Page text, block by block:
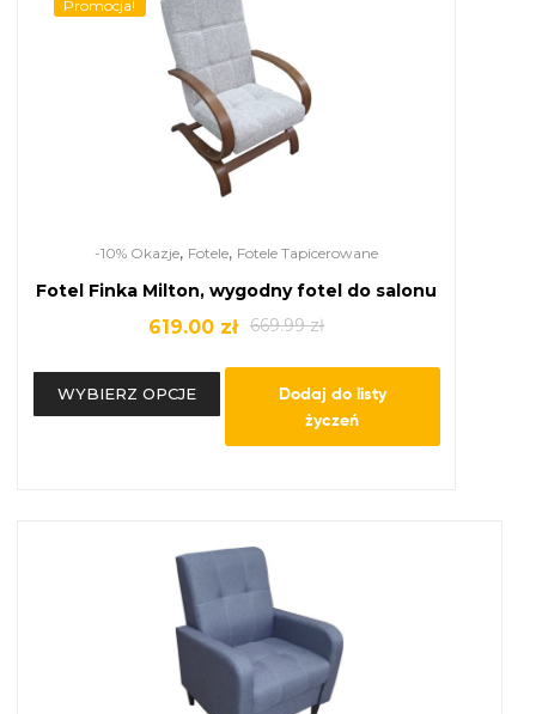
Promocja!
-10% Okazje, Fotele, Fotele Tapicerowane
Fotel Finka Milton, wygodny fotel do salonu
669.99zł
619.00 zł
WYBIERZ OPCJE
Dodaj do listy
życzeń